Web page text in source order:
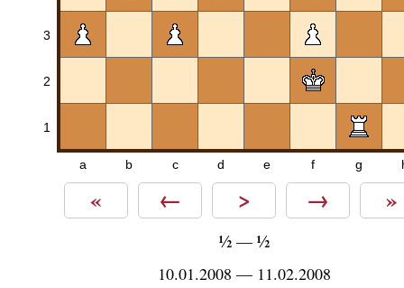
3
2
1
a b c d e f g
« ← > → »
½— ½
10.01.2008 — 11.02.2008